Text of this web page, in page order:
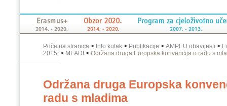
Početna stranica > Info kutak > Publikacije > AMPEU obavijesti >
2015. > MLADI > Održana druga Europska konvencija o radu s
Održana druga Europska
radu s mladima